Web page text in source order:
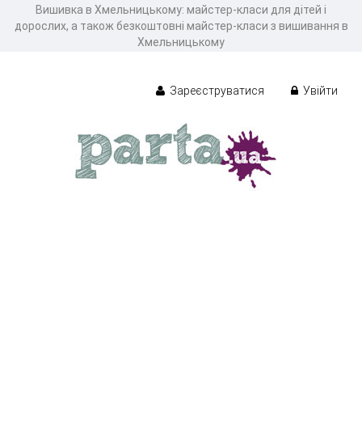
Вишивка в Хмельницькому: майстер-класи для дітей і
дорослих, а також безкоштовні майстер-класи з вишивання в
Хмельницькому
Зареєструватися Увійти